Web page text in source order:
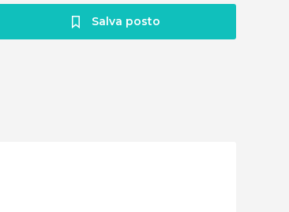
Salva posto